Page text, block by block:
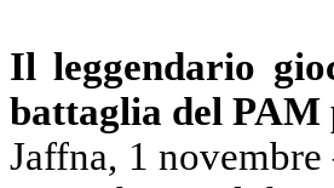
Il leggendario
battaglia del PAM
Jaffna, 1